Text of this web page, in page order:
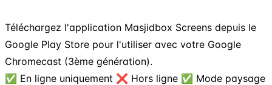
Téléchargez l'application Masjidbox Screens depuis le
Google Play Store pour l'utiliser avec votre Google
Chromecast (3ème génération).
✅ En ligne uniquement ❌ Hors ligne ✅ Mode paysage